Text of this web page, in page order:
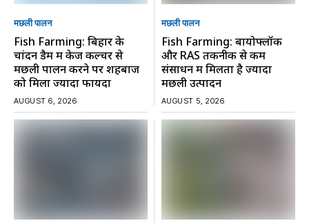
मछली पालन
Fish Farming: बिहार के
चांदन डैम में केज कल्चर से
मछली पालन करने पर शहबाज
को मिला ज्यादा फायदा
AUGUST 6, 2026
मछली पालन
Fish Farming: बायोफ्लॉक
और RAS तकनीक से कम
संसाधन में मिलता है ज्यादा
मछली उत्पादन
AUGUST 5, 2026